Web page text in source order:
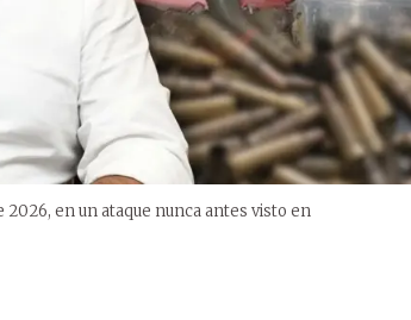
en un ataque nunca antes visto en